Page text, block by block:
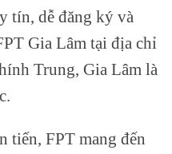
tín, dễ đăng ký và
Gia Lâm tại địa chỉ
Trung, Gia Lâm là
tiến, FPT mang đến